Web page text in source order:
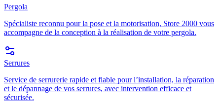
Pergola
Spécialiste reconnu pour la pose et la motorisation, Store 2000 vous
accompagne de la conception à la réalisation de votre pergola.
Serrures
Service de serrurerie rapide et fiable pour l’installation, la réparation
et le dépannage de vos serrures, avec intervention efficace et
sécurisée.